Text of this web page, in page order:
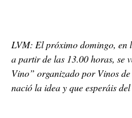
LVM: El próximo domingo, en
a partir de las 13.00 horas, se
Vino” organizado por Vinos
nació la idea y que esperáis